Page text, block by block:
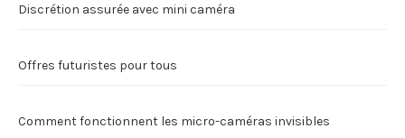
Discrétion assurée avec mini caméra
Offres futuristes pour tous
Comment fonctionnent les micro-caméras invisibles